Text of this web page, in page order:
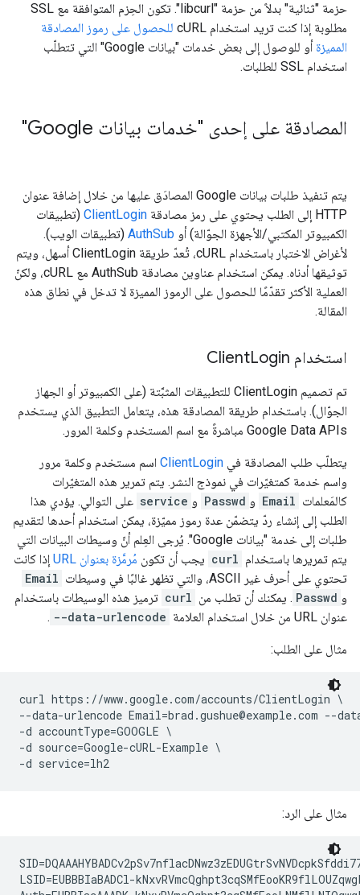
حزمة "ثنائية" بدلاً من حزمة "libcurl". تكون الحِزم المتوافقة مع SSL
مطلوبة إذا كنت تريد استخدام cURL
للحصول على رموز المصادقة
المميزة
أو للوصول إلى بعض خدمات "بيانات Google" التي تتطلّب
استخدام SSL للطلبات.
المصادقة على إحدى "خدمات بيانات Google"
يتم تنفيذ طلبات بيانات Google المصادَق عليها من خلال إضافة عنوان
HTTP إلى الطلب يحتوي على رمز مصادقة
ClientLogin (تطبيقات
الكمبيوتر المكتبي/الأجهزة الجوّالة) أو AuthSub (تطبيقات الويب).
لأغراض الاختبار باستخدام cURL، تُعدّ طريقة ClientLogin أسهل، ويتم
توثيقها أدناه. يمكن استخدام عناوين مصادقة AuthSub مع cURL، ولكنّ
العملية الأكثر تقدّمًا للحصول على الرموز المميزة لا تدخل في نطاق هذه
المقالة.
استخدام Client Login
تم تصميم ClientLogin للتطبيقات المثبَّتة (على الكمبيوتر أو الجهاز
الجوّال). باستخدام طريقة المصادقة هذه، يتعامل التطبيق الذي يستخدم
Google Data APIs مباشرةً مع اسم المستخدم وكلمة المرور.
يتطلّب طلب المصادقة في ClientLogin اسم مستخدم وكلمة مرور
واسم خدمة كمتغيّرات في نموذج النشر. يتم تمرير هذه المتغيّرات
كالمَعلمات Email و Passwd و service على التوالي. يؤدي هذا
الطلب إلى إنشاء ردّ يتضمّن عدة رموز مميّزة، يمكن استخدام أحدها لتقديم
طلبات إلى خدمة "بيانات Google". يُرجى العِلم أنّ وسيطات البيانات التي
يتم تمريرها باستخدام curl يجب أن تكون مُرمَّزة بعنوان URL
إذا كانت
تحتوي على أحرف غير ASCII، والتي تظهر غالبًا في وسيطات
Email
و Passwd . يمكنك أن تطلب من curl ترميز هذه الوسيطات باستخدام
عنوان URL من خلال استخدام العلامة
--data-urlencode
.
مثال على الطلب:
curl https://www.google.com/accounts/ClientLogin \
--data-urlencode Email=brad.gushue@example.com --
-d accountType=GOOGLE \
-d source=Google-cURL-Example \
-d service=lh2
مثال على الرد:
LSID=EUBBBIaBADCl-